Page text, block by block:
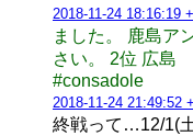
2018-11-24 18:16:19
ました。 鹿島ア
さい。 2位 広
#consadole
2018-11-24 21:49:52
終戦って…12/1(